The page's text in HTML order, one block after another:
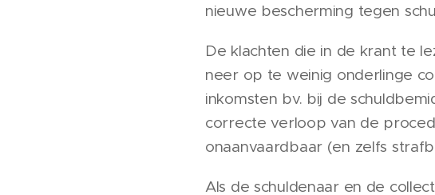
nieuwe bescherming tegen
De klachten die in de krant te
neer op te weinig onderlinge
inkomsten bv. bij de
correcte verloop van de
onaanvaardbaar (en zelfs
Als de schuldenaar en de